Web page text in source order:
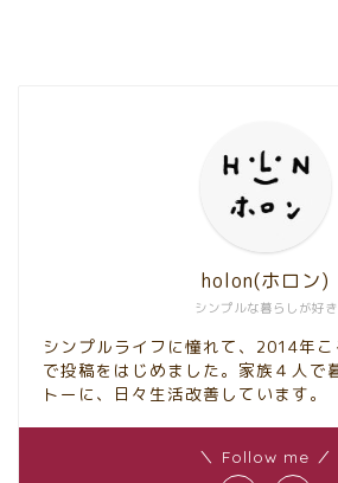
シンプルな暮らしが好き
holon(ホロン)
シンプルライフに憧れて、2014年
で投稿をはじめました。家族４人で
トーに、日々生活改善しています。
＼ Follow me ／